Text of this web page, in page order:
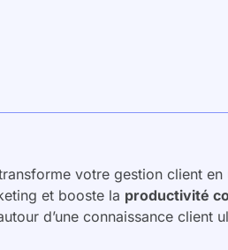
votre gestion client
et booste la productivité
d’une connaissance client